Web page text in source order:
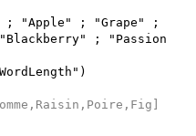
; "Apple" ; "Grape" ;
; "Passion